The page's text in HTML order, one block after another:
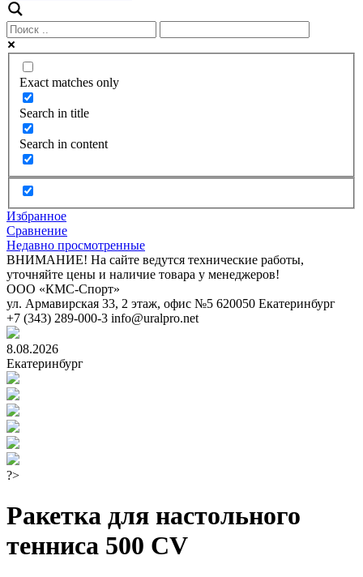
Exact matches only
Search in title
Search in content
Избранное
Сравнение
Недавно просмотренные
ВНИМАНИЕ! На сайте ведутся технические работы,
уточняйте цены и наличие товара у менеджеров!
ООО «КМС-Спорт»
ул. Армавирская 33, 2 этаж, офис №5 620050 Екатеринбург
+7 (343) 289-000-3 info@uralpro.net
8.08.2026
Екатеринбург
?>
Ракетка для настольного
тенниса 500 CV